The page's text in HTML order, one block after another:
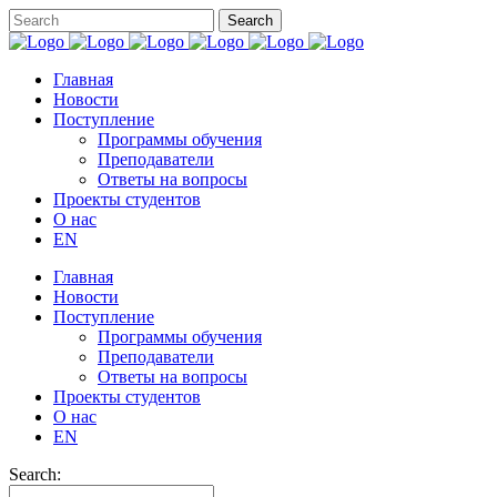
Главная
Новости
Поступление
Программы обучения
Преподаватели
Ответы на вопросы
Проекты студентов
О нас
EN
Главная
Новости
Поступление
Программы обучения
Преподаватели
Ответы на вопросы
Проекты студентов
О нас
EN
Search: